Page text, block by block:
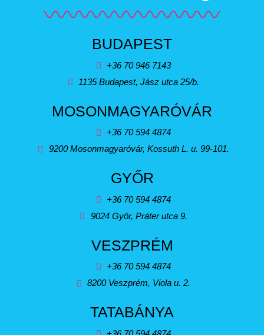
BUDAPEST
+36 70 946 7143
1135 Budapest, Jász utca 25/b.
MOSONMAGYARÓVÁR
+36 70 594 4874
9200 Mosonmagyaróvár, Kossuth L. u. 99-101.
GYŐR
+36 70 594 4874
9024 Győr, Práter utca 9.
VESZPRÉM
+36 70 594 4874
8200 Veszprém, Viola u. 2.
TATABÁNYA